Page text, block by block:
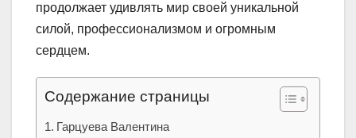
продолжает удивлять мир своей уникальной
силой, профессионализмом и огромным
сердцем.
Содержание страницы
Гарцуева Валентина